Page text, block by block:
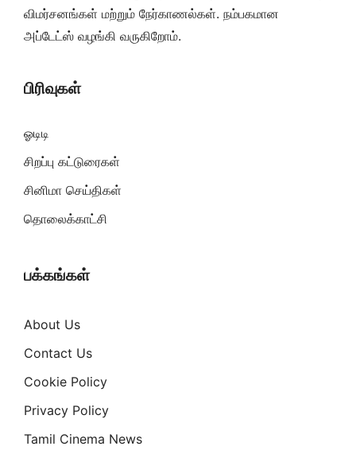
விமர்சனங்கள் மற்றும் நேர்காணல்கள். நம்பகமான
அப்டேட்ஸ் வழங்கி வருகிறோம்.
பிரிவுகள்
ஓடிடி
சிறப்பு கட்டுரைகள்
சினிமா செய்திகள்
தொலைக்காட்சி
பக்கங்கள்
About Us
Contact Us
Cookie Policy
Privacy Policy
Tamil Cinema News